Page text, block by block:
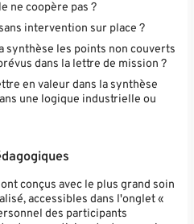
ne coopère pas ?
intervention sur place ?
synthèse les points non couverts
dans la lettre de mission ?
en valeur dans la synthèse
une logique industrielle ou
conçus avec le plus grand soin
accessibles dans l'onglet «
des participants